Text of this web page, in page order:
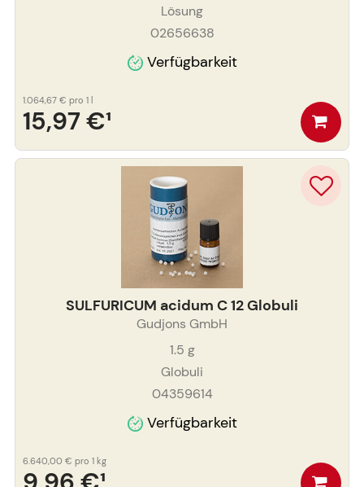
Lösung
02656638
Verfügbarkeit
15,97 €¹
1.064,67 € pro 1 l
SULFURICUM acidum C 12 Globuli
Gudjons GmbH
1.5 g
Globuli
04359614
Verfügbarkeit
6.640,00 € pro 1 kg